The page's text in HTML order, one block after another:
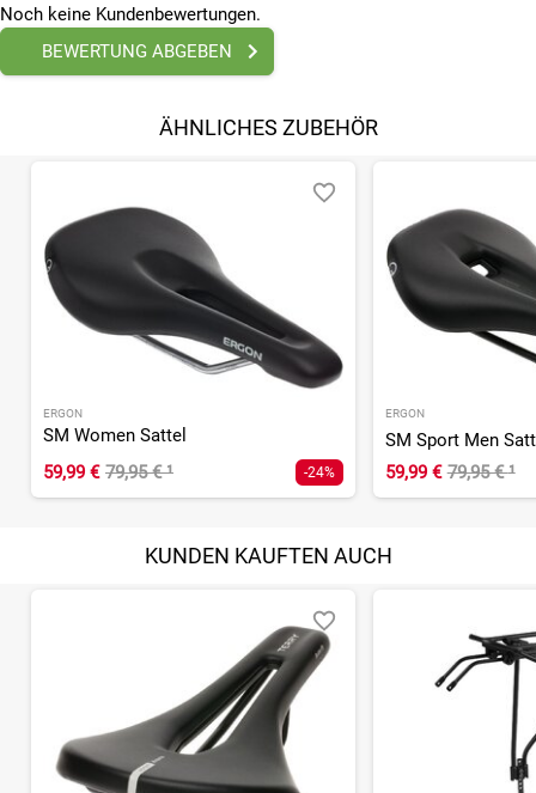
Noch keine Kundenbewertungen.
BEWERTUNG ABGEBEN
ÄHNLICHES ZUBEHÖR
ERGON
SM Women Sattel
59,99 € 79,95 €¹ -24%
ERGON
SM Sport Men
59,99 € 79,95 €¹
KUNDEN KAUFTEN AUCH